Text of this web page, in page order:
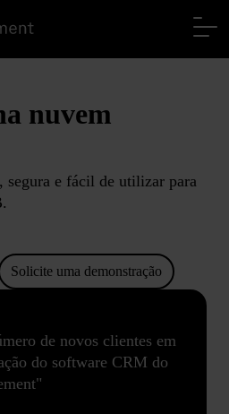
nuvem
segura e fácil de utilizar para
Solicite uma demonstração
de novos clientes em
do software CRM do